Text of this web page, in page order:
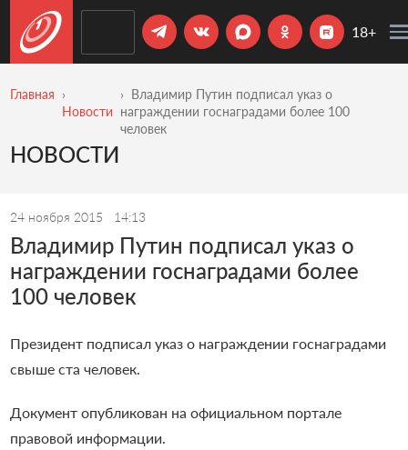
18+
Главная
Новости
Владимир Путин подписал указ о
награждении госнаградами более 100
человек
НОВОСТИ
24 ноября 2015 14:13
Владимир Путин подписал указ о
награждении госнаградами более
100 человек
Президент подписал указ о награждении госнаградами
свыше ста человек.
Документ опубликован на официальном портале
правовой информации.